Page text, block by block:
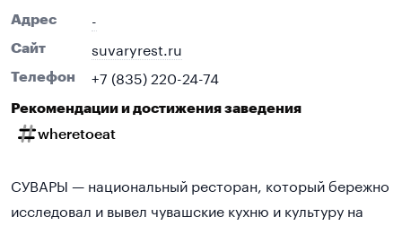
Адрес -
Сайт suvaryrest.ru
Телефон +7 (835) 220-24-74
Рекомендации и достижения заведения
wheretoeat
СУВАРЫ — национальный ресторан, который бережно
исследовал и вывел чувашские кухню и культуру на